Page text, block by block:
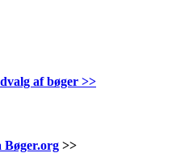
af bøger >>
Bøger.org>>